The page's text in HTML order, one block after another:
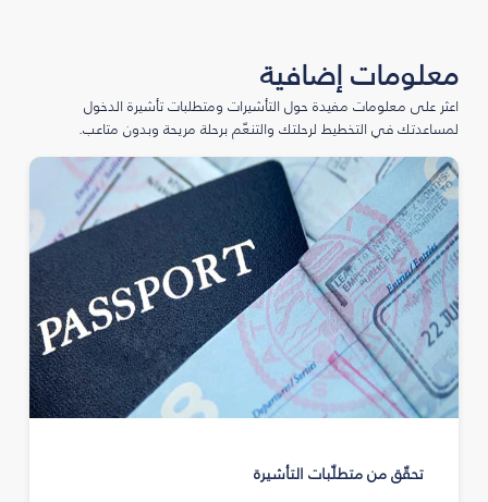
معلومات إضافية
اعثر على معلومات مفيدة حول التأشيرات ومتطلبات تأشيرة الدخول
لمساعدتك في التخطيط لرحلتك والتنعّم برحلة مريحة وبدون متاعب.
تحقّق من متطلّبات التأشيرة